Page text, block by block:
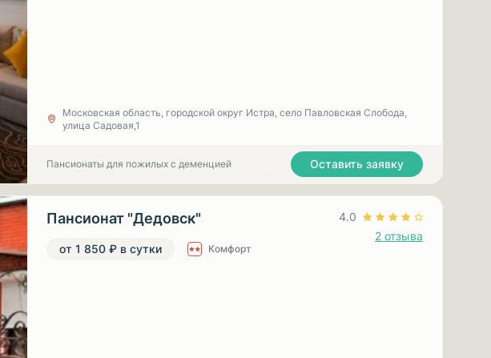
Московская область, городской округ Истра, село Павловская Слобода,
улица Садовая,1
Пансионаты для пожилых с деменцией Оставить заявку
Пансионат "Дедовск"
4.0
2 отзыва
от 1 850 ₽ в сутки
Комфорт